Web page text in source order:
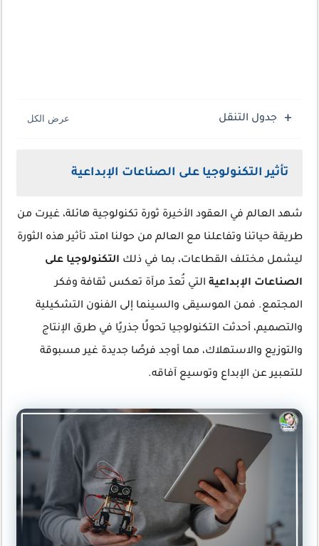
جدول التنقل
تأثير التكنولوجيا على الصناعات الإبداعية
شهد العالم في العقود الأخيرة ثورة تكنولوجية هائلة، غيرت من
طريقة حياتنا وتفاعلنا مع العالم من حولنا امتد تأثير هذه الثورة
ليشمل مختلف القطاعات، بما في ذلك التكنولوجيا على
الصناعات الإبداعية التي تُعدّ مرآة تعكس ثقافة وفكر
المجتمع. فمن الموسيقى والسينما إلى الفنون التشكيلية
والتصميم، أحدثت التكنولوجيا تحولًا جذريًا في طرق الإنتاج
والتوزيع والاستهلاك، مما أوجد فرصًا جديدة غير مسبوقة
للتعبير عن الإبداع وتوسيع آفاقه.